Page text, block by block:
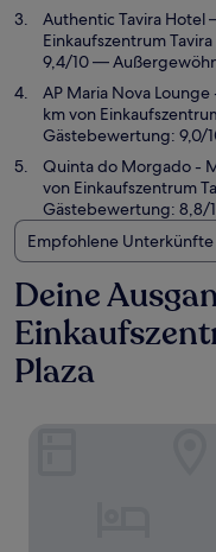
Authentic Tavira Hotel
Einkaufszentrum
9,4/10 —
AP Maria Nova
km von
Gästebewertung: 9,0/
Quinta do Morgado -
von Einkaufszentrum
Gästebewertung:
Empfohlene Unterkünfte
Deine
Plaza